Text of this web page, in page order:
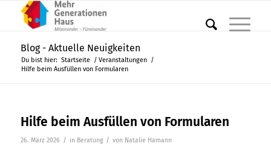
Blog - Aktuelle Neuigkeiten
Du bist hier: Startseite / Veranstaltungen /
Hilfe beim Ausfüllen von Formularen
Hilfe beim Ausfüllen von Formularen
26. März 2026 / in Beratung / von Natalie Hamann